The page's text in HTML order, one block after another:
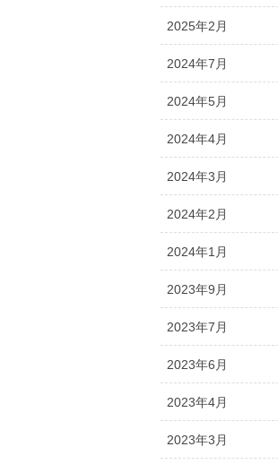
2025年2月
2024年7月
2024年5月
2024年4月
2024年3月
2024年2月
2024年1月
2023年9月
2023年7月
2023年6月
2023年4月
2023年3月